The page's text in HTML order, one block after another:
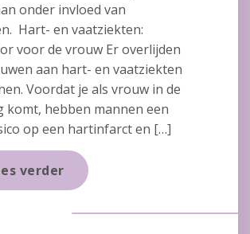
onder invloed van
Hart- en vaatziekten:
voor de vrouw Er overlijden
aan hart- en vaatziekten
Voordat je als vrouw in de
komt, hebben mannen een
op een hartinfarct en […]
verder